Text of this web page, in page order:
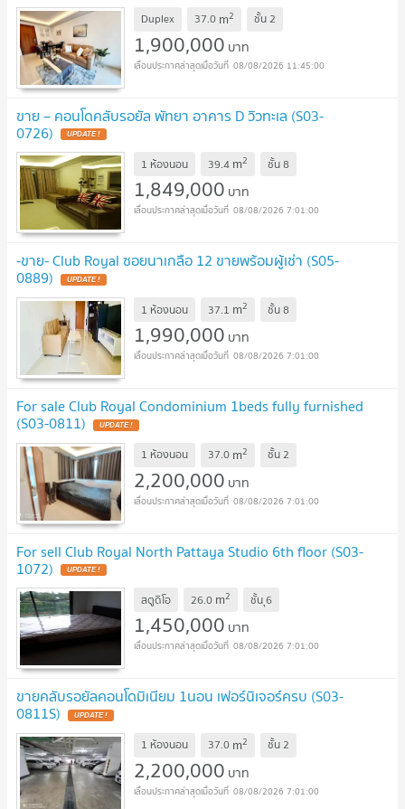
Duplex 37.0 m2 ชั้น2
1,900,000 บาท
08/08/2026 11:45:00
ขาย – คอนโดคลับรอยัล พัทยา อาคาร D วิวทะเล (S03-
0726)
1 ห้องนอน 39.4 m2 ชั้น8
1,849,000 บาท
08/08/2026 7:01:00
-ขาย- Club Royal ซอยนาเกลือ 12 ขายพร้อมผู้เช่า (S05-
0889)
1 ห้องนอน 37.1 m2 ชั้น8
1,990,000 บาท
08/08/2026 7:01:00
For sale Club Royal Condominium 1beds fully furnished
(S03-0811)
1 ห้องนอน 37.0 m2 ชั้น2
2,200,000 บาท
08/08/2026 7:01:00
For sell Club Royal North Pattaya Studio 6th floor (S03-
1072)
สตูดิโอ 26.0 m2 ชั้นุ6
1,450,000 บาท
08/08/2026 7:01:00
ขายคลับรอยัลคอนโดมิเนียม 1นอน เฟอร์นิเจอร์ครบ (S03-
0811S)
1 ห้องนอน 37.0 m2 ชั้น2
2,200,000 บาท
08/08/2026 7:01:00